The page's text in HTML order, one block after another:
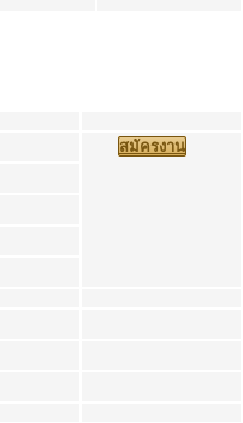
สมัครงาน